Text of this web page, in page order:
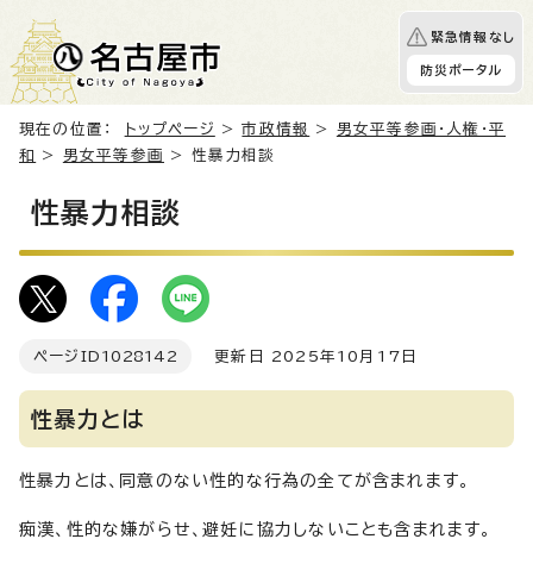
緊急情報なし
防災ポータル
現在の位置： トップページ >市政情報 > 男女平等参画・人権・平
和
> 男女平等参画 > 性暴力相談
性暴力相談
ページID 1028142 更新日 2025年10月17日
性暴力とは
性暴力とは、同意のない性的な行為の全てが含まれます。
痴漢、性的な嫌がらせ、避妊に協力しないことも含まれます。